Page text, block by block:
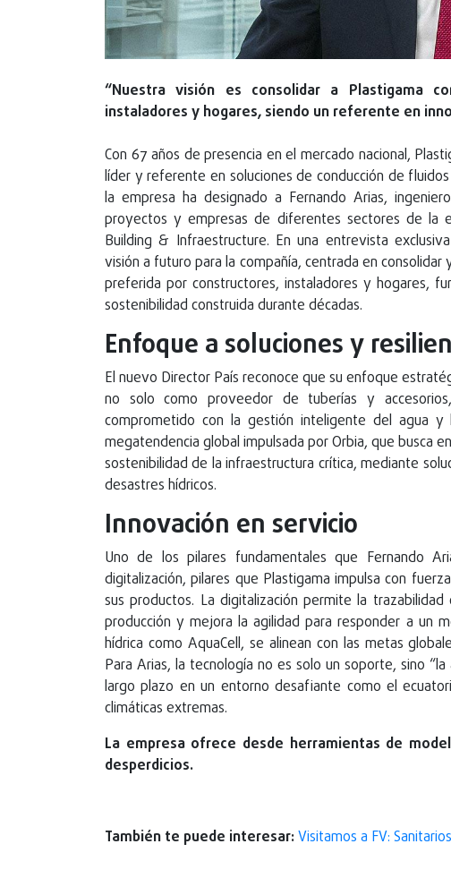
“Nuestra visión es consolidar a Plastigama
instaladores y hogares, siendo un referente en
Con 67 años de presencia en el mercado nacional,
líder y referente en soluciones de conducción de
la empresa ha designado a Fernando Arias,
proyectos y empresas de diferentes sectores de la
Building & Infraestructure. En una entrevista
visión a futuro para la compañía, centrada en
preferida por constructores, instaladores y hogares,
sostenibilidad construida durante décadas.
Enfoque a soluciones y
El nuevo Director País reconoce que su enfoque
no solo como proveedor de tuberías y
comprometido con la gestión inteligente del agua y
megatendencia global impulsada por Orbia, que busca
sostenibilidad de la infraestructura crítica, mediante
desastres hídricos.
Innovación en servicio
Uno de los pilares fundamentales que Fernando
digitalización, pilares que Plastigama impulsa con
sus productos. La digitalización permite la
producción y mejora la agilidad para responder a un
hídrica como AquaCell, se alinean con las metas
Para Arias, la tecnología no es solo un soporte, sino
largo plazo en un entorno desafiante como el
climáticas extremas.
La empresa ofrece desde herramientas de
desperdicios.
También te puede interesar:Visitamos a FV: